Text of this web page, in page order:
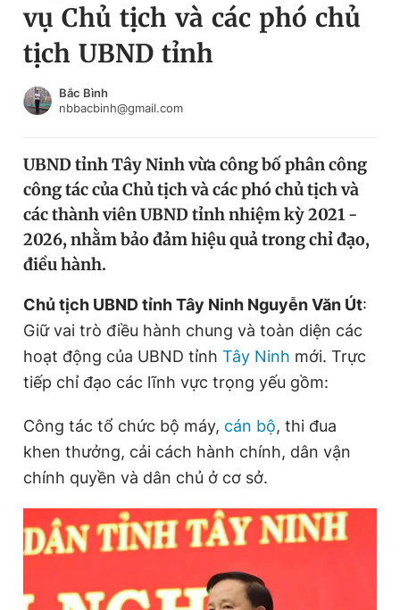
Chuyên mục
Chuyên mục khác
Chào ngày mới
Video Magazine
Sản phẩm khác
Tiện ích Bạn cần biết
Thông tin tòa soạn Liên hệ quảng cáo
Theo dõi báo trên
Tin đã lưu
vụ Chủ tịch và các phó chủ
tịch UBND tỉnh
Bắc Bình
nbbacbinh@gmail.com
UBND tỉnh Tây Ninh vừa công bố phân công
công tác của Chủ tịch và các phó chủ tịch và
các thành viên UBND tỉnh nhiệm kỳ 2021 -
2026, nhằm bảo đảm hiệu quả trong chỉ đạo,
điều hành.
Chủ tịch UBND tỉnh Tây Ninh Nguyễn Văn Út:
Giữ vai trò điều hành chung và toàn diện các
hoạt động của UBND tỉnh Tây Ninh mới. Trực
tiếp chỉ đạo các lĩnh vực trọng yếu gồm:
Công tác tổ chức bộ máy, cán bộ, thi đua
khen thưởng, cải cách hành chính, dân vận
chính quyền và dân chủ ở cơ sở.